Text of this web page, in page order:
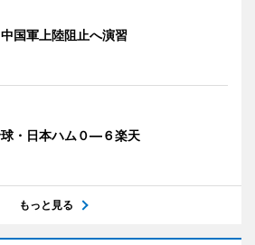
国軍上陸阻止へ演習
・日本ハム０―６楽天
もっと見る